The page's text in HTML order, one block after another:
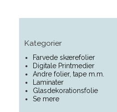
Kategorier
Farvede skærefolier
Digitale Printmedier
Andre folier, tape m.m.
Laminater
Glasdekorationsfolie
Se mere